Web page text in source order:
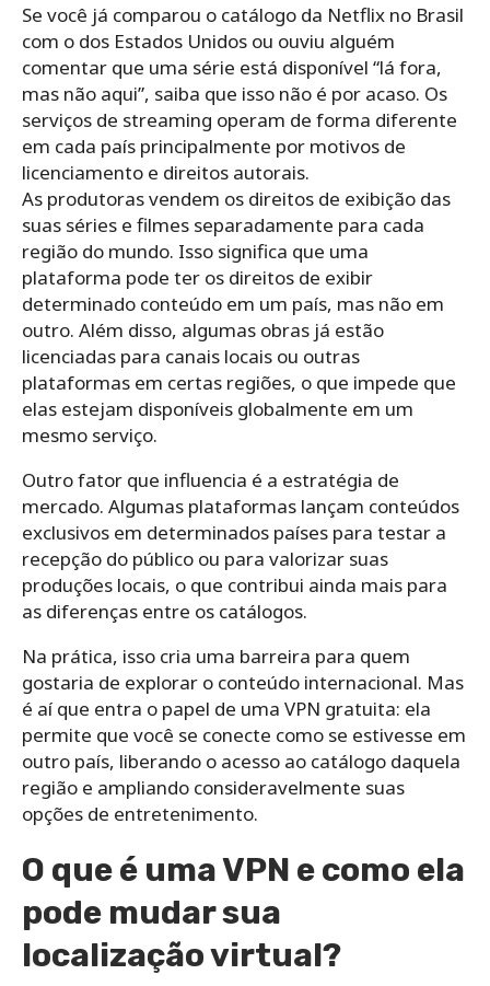
Se você já comparou o catálogo da Netflix no Brasil
com o dos Estados Unidos ou ouviu alguém
comentar que uma série está disponível “lá fora,
mas não aqui”, saiba que isso não é por acaso. Os
serviços de streaming operam de forma diferente
em cada país principalmente por motivos de
licenciamento e direitos autorais.
As produtoras vendem os direitos de exibição das
suas séries e filmes separadamente para cada
região do mundo. Isso significa que uma
plataforma pode ter os direitos de exibir
determinado conteúdo em um país, mas não em
outro. Além disso, algumas obras já estão
licenciadas para canais locais ou outras
plataformas em certas regiões, o que impede que
elas estejam disponíveis globalmente em um
mesmo serviço.
Outro fator que influencia é a estratégia de
mercado. Algumas plataformas lançam conteúdos
exclusivos em determinados países para testar a
recepção do público ou para valorizar suas
produções locais, o que contribui ainda mais para
as diferenças entre os catálogos.
Na prática, isso cria uma barreira para quem
gostaria de explorar o conteúdo internacional. Mas
é aí que entra o papel de uma VPN gratuita: ela
permite que você se conecte como se estivesse em
outro país, liberando o acesso ao catálogo daquela
região e ampliando consideravelmente suas
opções de entretenimento.
O que é uma VPN e como ela
pode mudar sua
localização virtual?